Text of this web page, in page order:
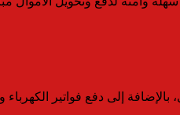
إلى دفع فواتير الكهرباء